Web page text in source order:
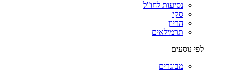
נסיעות לחו"ל
סקי
הריון
תרמילאים
לפי נוסעים
מבוגרים